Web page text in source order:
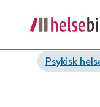
Psykisk